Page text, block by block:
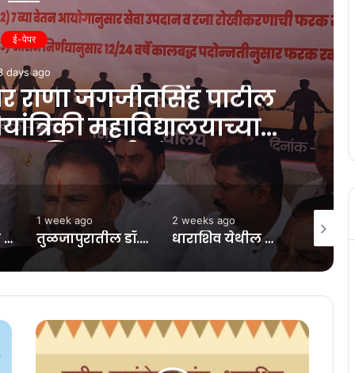
ई-पेपर
week ago
यशस्वी होण्यासाठी
संकल्प
तुळजापुरातील डॉ. श्याम होळकर यांचा छत्रपती संभाजीनगर येथे विशेष पुरस्काराने सन्मान
2 weeks ago
धाराशिव येथील भोसले हायस्कूल येथे विद्यार्थ्यांच्या कलागुणांना वाव देणारा ” वारकरी वेशभूषा स्पर्धा
2 weeks ago
एकादशीच्या निमित्ताने नगर परिषद क्र. २ कडून लक्षवेधी रिंगण सोहळा सादर, विद्यार्थी व शिक्षकांचे संस्कार भारती कडून अभिनंदन